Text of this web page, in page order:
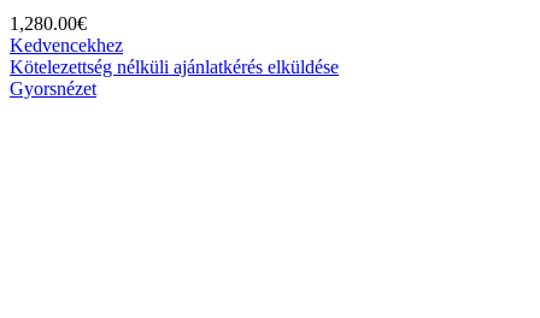
1,280.00€
Kedvencekhez
Kötelezettség nélküli ajánlatkérés elküldése
Gyorsnézet